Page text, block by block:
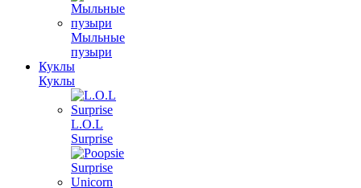
Мыльные
пузыри
Куклы
Куклы
L.O.L
Surprise